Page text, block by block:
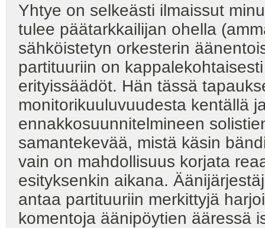
Yhtye on selkeästi ilmaissut
tulee päätarkkailijan ohella
sähköistetyn orkesterin
partituuriin on
erityissäädöt. Hän tässä
monitorikuuluvuudesta kentällä
ennakkosuunnitelmineen
samantekevää, mistä käsin
vain on mahdollisuus korjata
esityksenkin aikana.
antaa partituuriin merkittyjä
komentoja äänipöytien ääressä